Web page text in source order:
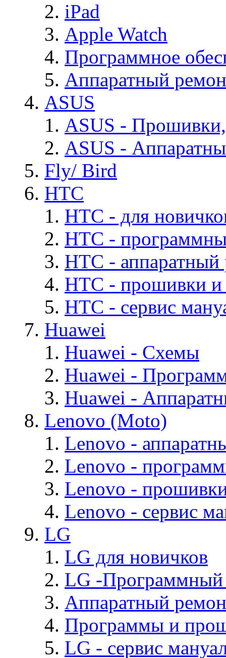
iPad
Apple Watch
Программное
Аппаратный
ASUS
ASUS -
ASUS -
Fly/ Bird
HTC
HTC - для
HTC -
HTC - аппаратный
HTC - прошивки
HTC - cервис
Huawei
Huawei - Cхемы
Huawei -
Huawei -
Lenovo (Moto)
Lenovo -
Lenovo -
Lenovo -
Lenovo - cервис
LG
LG для новичков
LG -Программный
Аппаратный
Программы и
LG - cервис